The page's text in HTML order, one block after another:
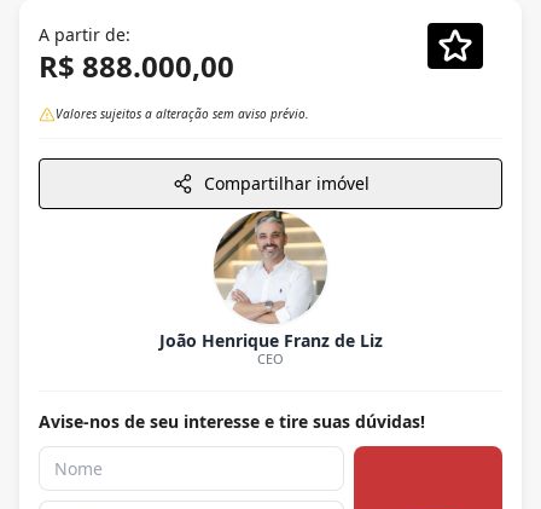
A partir de:
R$ 888.000,00
Valores sujeitos a alteração sem aviso prévio.
Compartilhar imóvel
João Henrique Franz de Liz
CEO
Avise-nos de seu interesse e tire suas dúvidas!